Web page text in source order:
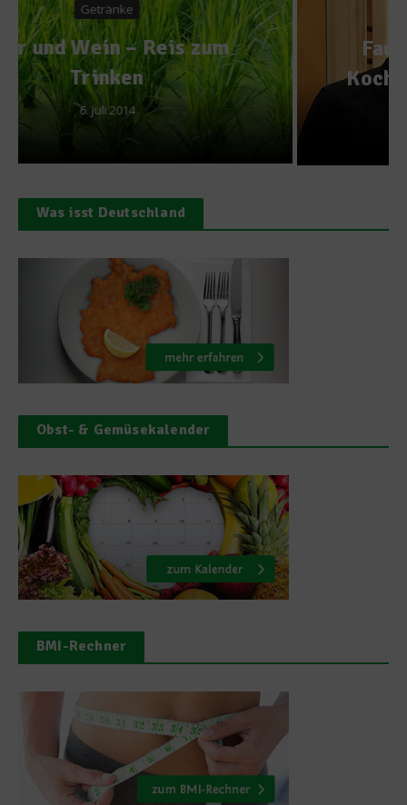
News
Fauster & Friends 2016 –
Kochen für den guten Zweck
Was isst Deutschland
Obst- & Gemüsekalender
BMI-Rechner